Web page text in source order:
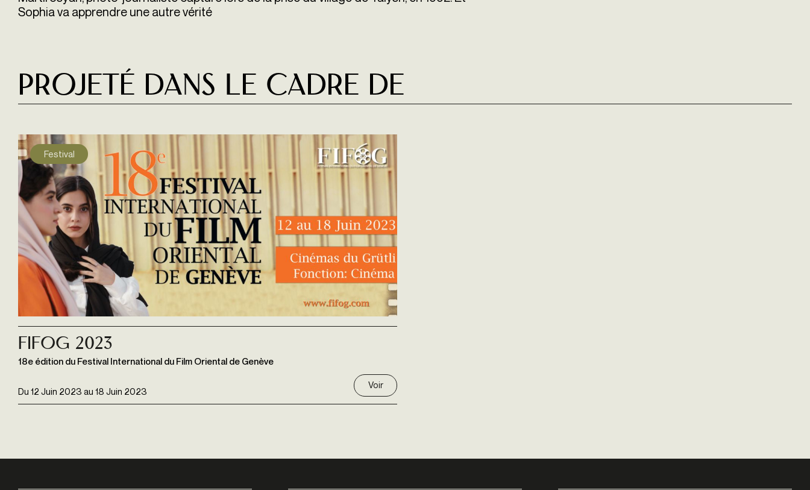
Sophia va apprendre une autre vérité
Projeté dans le cadre de
Festival
Du 12 Juin 2023 au 18 Juin 2023
FIFOG 2023
18e édition du Festival International du Film Oriental de Genève
Voir